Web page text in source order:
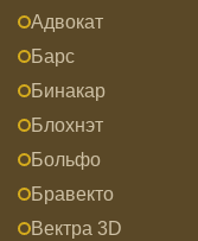
Адвокат
Барс
Бинакар
Блохнэт
Больфо
Бравекто
Вектра 3D